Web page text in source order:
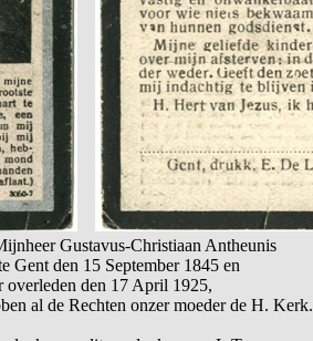
Gustavus-Christiaan Antheunis
Gent den 15 September 1845 en
overleden den 17 April 1925,
al de Rechten onzer moeder de H. Kerk.